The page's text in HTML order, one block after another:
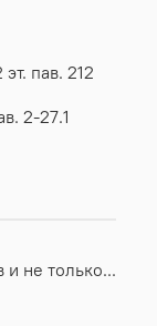
не только...
пав. 212
2-27.1